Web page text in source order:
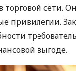
торговой сети.
привилегии.
выгоде.